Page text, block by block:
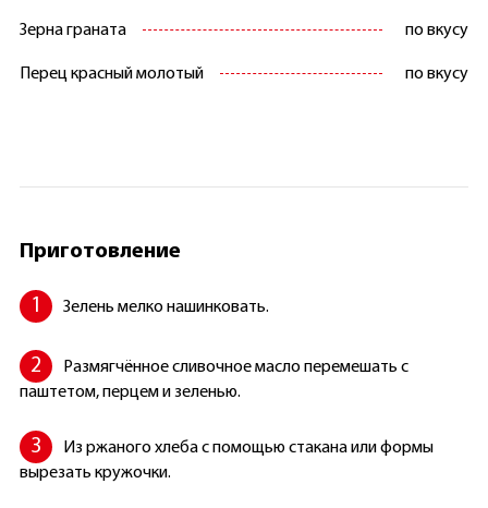
Зерна граната по вкусу
Перец красный молотый по вкусу
Приготовление
Зелень мелко нашинковать.
Размягчённое сливочное масло перемешать с
паштетом, перцем и зеленью.
Из ржаного хлеба с помощью стакана или формы
вырезать кружочки.